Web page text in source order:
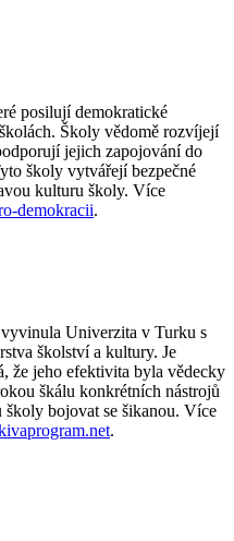
posilují demokratické
Školy vědomě rozvíjejí
jejich zapojování do
školy vytvářejí bezpečné
kulturu školy. Více
demokracii.
Univerzita v Turku s
školství a kultury. Je
že jeho efektivita byla vědecky
škálu konkrétních nástrojů
školy bojovat se šikanou. Více
.